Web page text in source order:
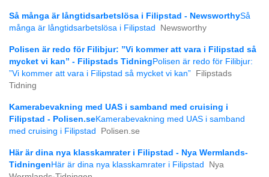
Så många är långtids­arbetslösa i Filipstad - NewsworthySå
många är långtids­arbetslösa i Filipstad
Newsworthy
Polisen är redo för Filibjur: ”Vi kommer att vara i Filipstad så
mycket vi kan” - Filipstads Tidning Polisen är redo för Filibjur:
”Vi kommer att vara i Filipstad så mycket vi kan”
Filipstads
Tidning
Kamerabevakning med UAS i samband med cruising i
Filipstad - Polisen.seKamerabevakning med UAS i samband
med cruising i Filipstad
Polisen.se
Här är dina nya klasskamrater i Filipstad - Nya Wermlands-
Tidningen Här är dina nya klasskamrater i Filipstad
Nya